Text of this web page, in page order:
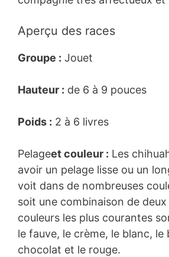
Aperçu des races
Groupe : Jouet
Hauteur : de 6 à 9 pouces
Poids : 2 à 6 livres
Pelageet couleur : Les
avoir un pelage lisse ou un
voit dans de nombreuses
soit une combinaison de
couleurs les plus courantes
le fauve, le crème, le blanc, le
chocolat et le rouge.